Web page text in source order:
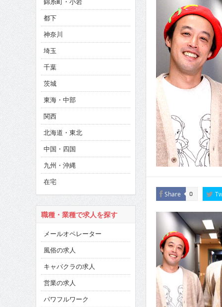
CINEMA×STYLE 285号
CINEMA×STYLE 294号
Share 0
都下
神奈川
埼玉
千葉
茨城
東海・中部
関西
北海道・東北
中国・四国
九州・沖縄
在宅
職種・業種で求人を探す
メールオペレーター
風俗の求人
キャバクラの求人
営業の求人
パワフルワーク